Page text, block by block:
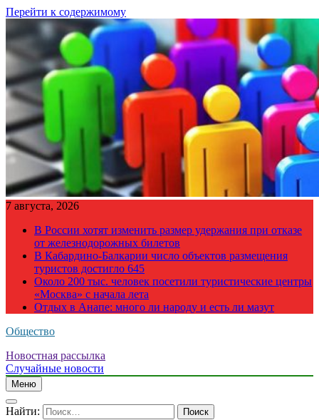
Перейти к содержимому
7 августа, 2026
В России хотят изменить размер удержания при отказе
от железнодорожных билетов
В Кабардино-Балкарии число объектов размещения
туристов достигло 645
Около 200 тыс. человек посетили туристические центры
«Москва» с начала лета
Отдых в Анапе: много ли народу и есть ли мазут
Общество
Новостная рассылка
Случайные новости
Меню
Найти: